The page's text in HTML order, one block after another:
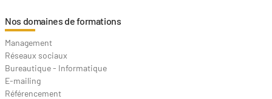
Nos domaines de formations
Management
Réseaux sociaux
Bureautique - Informatique
E-mailing
Référencement